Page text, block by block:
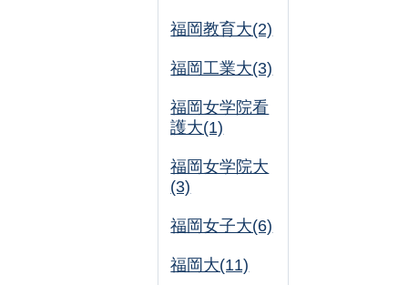
福岡教育大(2)
福岡工業大(3)
福岡女学院看
護大(1)
福岡女学院大
(3)
福岡女子大(6)
福岡大(11)